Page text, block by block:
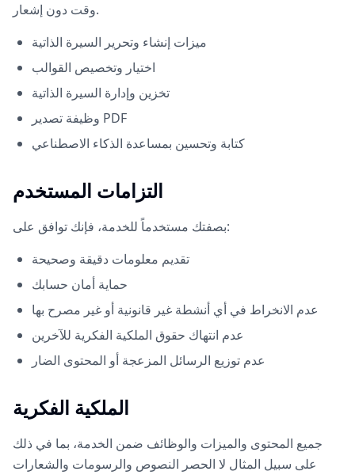
وقت دون إشعار.
ميزات إنشاء وتحرير السيرة الذاتية
اختيار وتخصيص القوالب
تخزين وإدارة السيرة الذاتية
وظيفة تصدير PDF
كتابة وتحسين بمساعدة الذكاء الاصطناعي
التزامات المستخدم
بصفتك مستخدماً للخدمة، فإنك توافق على:
تقديم معلومات دقيقة وصحيحة
حماية أمان حسابك
عدم الانخراط في أي أنشطة غير قانونية أو غير مصرح بها
عدم انتهاك حقوق الملكية الفكرية للآخرين
عدم توزيع الرسائل المزعجة أو المحتوى الضار
الملكية الفكرية
جميع المحتوى والميزات والوظائف ضمن الخدمة، بما في ذلك
على سبيل المثال لا الحصر النصوص والرسومات والشعارات